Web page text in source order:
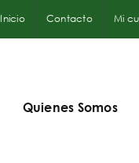
Inicio Contacto Mi
Quienes Somos